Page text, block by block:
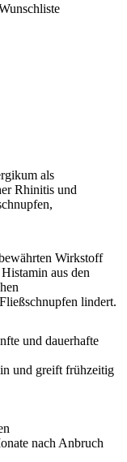
als
Rhinitis und
Wirkstoff
aus den
lindert.
und dauerhafte
und greift frühzeitig
nach Anbruch